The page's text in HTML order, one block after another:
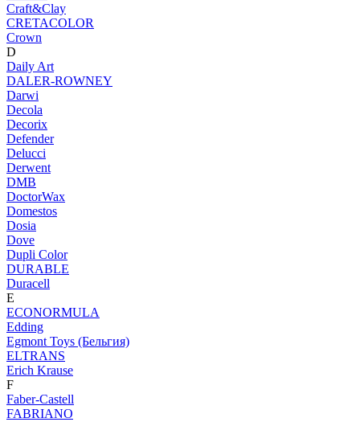
Craft&Clay
CRETACOLOR
Crown
D
Daily Art
DALER-ROWNEY
Darwi
Decola
Decorix
Defender
Delucci
Derwent
DMB
DoctorWax
Domestos
Dosia
Dove
Dupli Color
DURABLE
Duracell
E
ECONORMULA
Edding
Egmont Toys (Бельгия)
ELTRANS
Erich Krause
F
Faber-Castell
FABRIANO